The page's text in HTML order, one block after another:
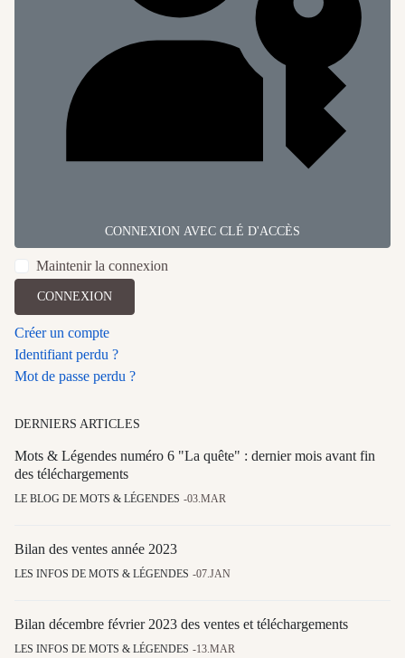
CONNEXION AVEC CLÉ D'ACCÈS
Maintenir la connexion
CONNEXION
Créer un compte
Identifiant perdu ?
Mot de passe perdu ?
DERNIERS ARTICLES
Mots & Légendes numéro 6 "La quête" : dernier mois avant fin
des téléchargements
LE BLOG DE MOTS & LÉGENDES 03.MAR
Bilan des ventes année 2023
LES INFOS DE MOTS & LÉGENDES 07.JAN
Bilan décembre février 2023 des ventes et téléchargements
LES INFOS DE MOTS & LÉGENDES 13.MAR